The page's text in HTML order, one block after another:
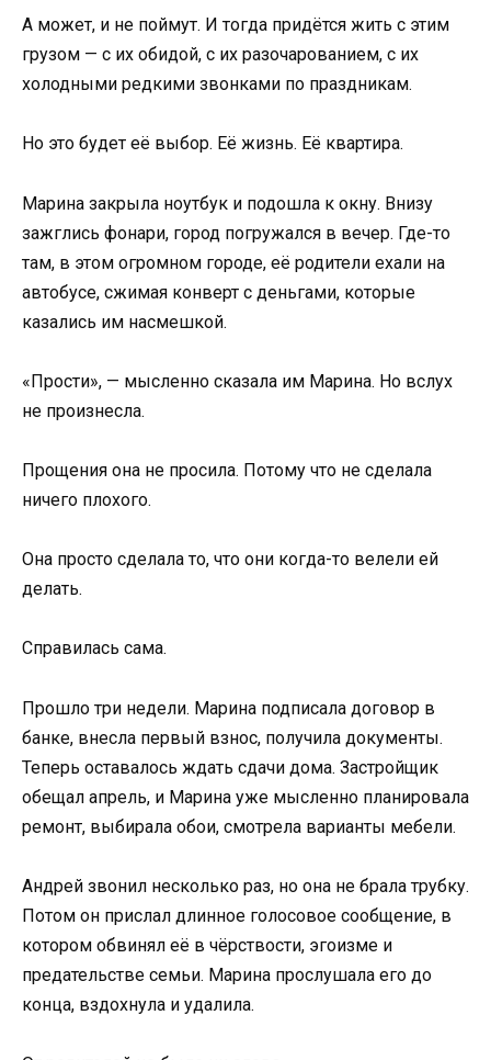
А может, и не поймут. И тогда придётся жить с этим
грузом — с их обидой, с их разочарованием, с их
холодными редкими звонками по праздникам.
Но это будет её выбор. Её жизнь. Её квартира.
Марина закрыла ноутбук и подошла к окну. Внизу
зажглись фонари, город погружался в вечер. Где-то
там, в этом огромном городе, её родители ехали на
автобусе, сжимая конверт с деньгами, которые
казались им насмешкой.
«Прости», — мысленно сказала им Марина. Но вслух
не произнесла.
Прощения она не просила. Потому что не сделала
ничего плохого.
Она просто сделала то, что они когда-то велели ей
делать.
Справилась сама.
Прошло три недели. Марина подписала договор в
банке, внесла первый взнос, получила документы.
Теперь оставалось ждать сдачи дома. Застройщик
обещал апрель, и Марина уже мысленно планировала
ремонт, выбирала обои, смотрела варианты мебели.
Андрей звонил несколько раз, но она не брала трубку.
Потом он прислал длинное голосовое сообщение, в
котором обвинял её в чёрствости, эгоизме и
предательстве семьи. Марина прослушала его до
конца, вздохнула и удалила.